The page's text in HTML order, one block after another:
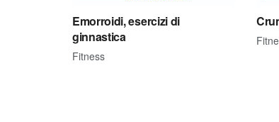
Emorroidi, esercizi di
ginnastica
Fitness